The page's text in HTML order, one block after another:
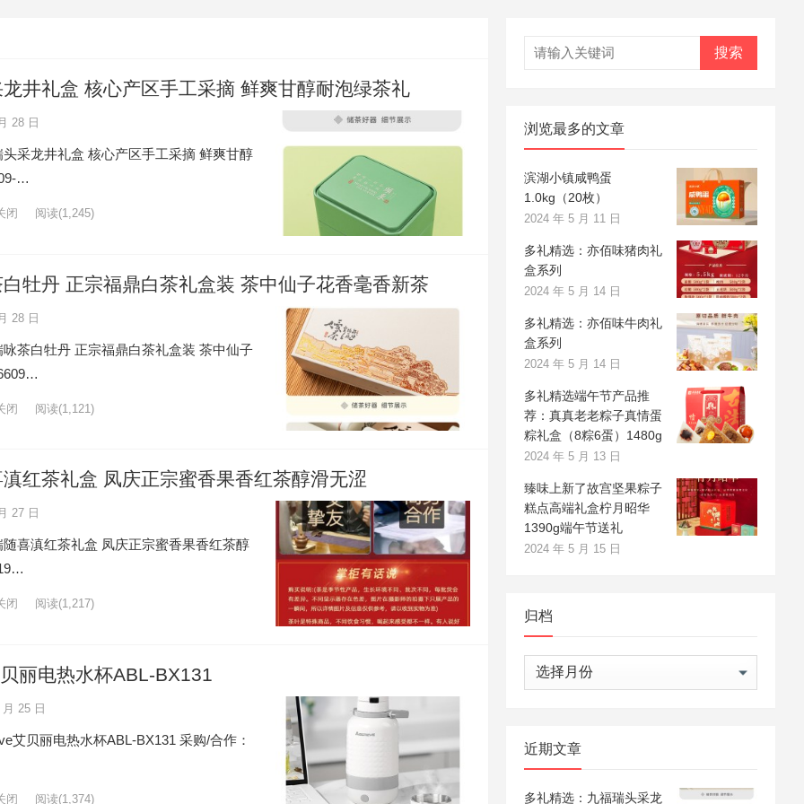
井礼盒 核心产区手工采摘 鲜爽甘醇耐泡绿茶礼
28 日
采龙井礼盒 核心产区手工采摘 鲜爽甘醇
…
闭 阅读(1,245)
牡丹 正宗福鼎白茶礼盒装 茶中仙子花香毫香新茶
28 日
茶白牡丹 正宗福鼎白茶礼盒装 茶中仙子
闭 阅读(1,121)
红茶礼盒 凤庆正宗蜜香果香红茶醇滑无涩
27 日
喜滇红茶礼盒 凤庆正宗蜜香果香红茶醇
闭 阅读(1,217)
丽电热水杯ABL-BX131
25 日
艾贝丽电热水杯ABL-BX131 采购/合作：
闭 阅读(1,374)
搜索
浏览最多的文章
滨湖小镇咸鸭蛋
1.0kg（20枚）
2024 年 5 月 11 日
多礼精选：亦佰味猪肉礼
盒系列
2024 年 5 月 14 日
多礼精选：亦佰味牛肉礼
盒系列
2024 年 5 月 14 日
多礼精选端午节产品推
荐：真真老老粽子真情蛋
粽礼盒（8粽6蛋）1480g
2024 年 5 月 13 日
臻味上新了故宫坚果粽子
糕点高端礼盒柠月昭华
1390g端午节送礼
2024 年 5 月 15 日
归档
归
档
近期文章
多礼精选：九福瑞头采龙